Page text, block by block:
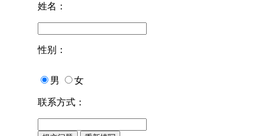
姓名：
性别：
男 女
联系方式：